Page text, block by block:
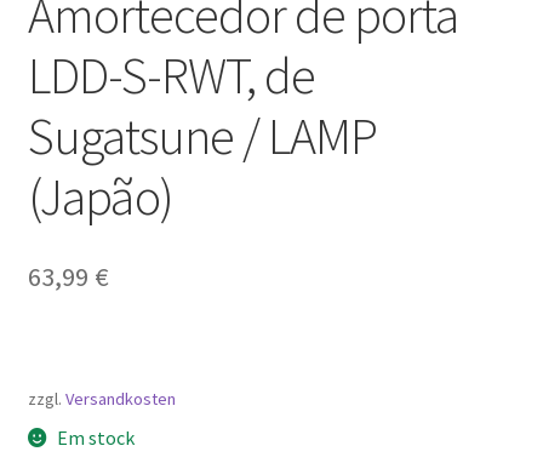
TERMOS
Amortecedor de porta
LDD-S-RWT, de
Sugatsune / LAMP
(Japão)
63,99 €
zzgl. Versandkosten
Em stock